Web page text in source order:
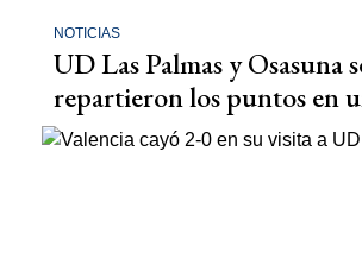
NOTICIAS
UD Las Palmas y Osasuna
repartieron los puntos en